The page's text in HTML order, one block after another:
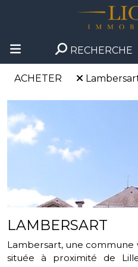
RECHERCHE
ACHETER
LAMBERSART
Lambersart, une
située à proximité de